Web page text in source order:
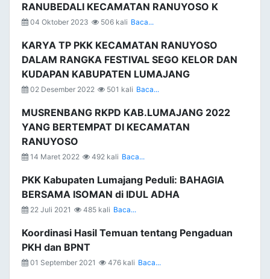
RANUBEDALI KECAMATAN RANUYOSO K
04 Oktober 2023 506 kali Baca...
KARYA TP PKK KECAMATAN RANUYOSO
DALAM RANGKA FESTIVAL SEGO KELOR DAN
KUDAPAN KABUPATEN LUMAJANG
02 Desember 2022 501 kali Baca...
MUSRENBANG RKPD KAB.LUMAJANG 2022
YANG BERTEMPAT DI KECAMATAN
RANUYOSO
14 Maret 2022 492 kali Baca...
PKK Kabupaten Lumajang Peduli: BAHAGIA
BERSAMA ISOMAN di IDUL ADHA
22 Juli 2021 485 kali Baca...
Koordinasi Hasil Temuan tentang Pengaduan
PKH dan BPNT
01 September 2021 476 kali Baca...